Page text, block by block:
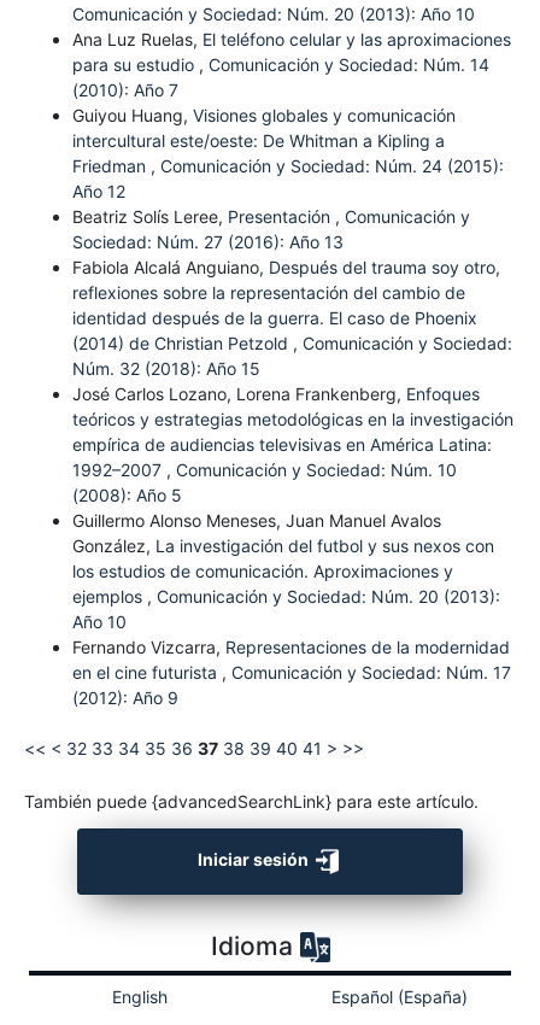
Comunicación y Sociedad: Núm. 20 (2013): Año 10
Ana Luz Ruelas, El teléfono celular y las aproximaciones
para su estudio , Comunicación y Sociedad: Núm. 14
(2010): Año 7
Guiyou Huang, Visiones globales y comunicación
intercultural este/oeste: De Whitman a Kipling a
Friedman , Comunicación y Sociedad: Núm. 24 (2015):
Año 12
Beatriz Solís Leree, Presentación , Comunicación y
Sociedad: Núm. 27 (2016): Año 13
Fabiola Alcalá Anguiano, Después del trauma soy otro,
reflexiones sobre la representación del cambio de
identidad después de la guerra. El caso de Phoenix
(2014) de Christian Petzold , Comunicación y Sociedad:
Núm. 32 (2018): Año 15
José Carlos Lozano, Lorena Frankenberg, Enfoques
teóricos y estrategias metodológicas en la investigación
empírica de audiencias televisivas en América Latina:
1992–2007 , Comunicación y Sociedad: Núm. 10
(2008): Año 5
Guillermo Alonso Meneses, Juan Manuel Avalos
González, La investigación del futbol y sus nexos con
los estudios de comunicación. Aproximaciones y
ejemplos , Comunicación y Sociedad: Núm. 20 (2013):
Año 10
Fernando Vizcarra, Representaciones de la modernidad
en el cine futurista , Comunicación y Sociedad: Núm. 17
(2012): Año 9
<< < 32 33 34 35 36 37 38 39 40 41 > >>
También puede {advancedSearchLink} para este artículo.
Iniciar sesión
Idioma
English Español (España)